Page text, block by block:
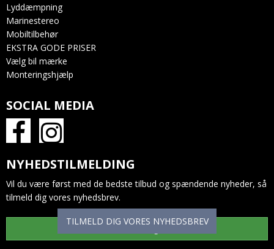
Lyddæmpning
Marinestereo
Mobiltilbehør
EKSTRA GODE PRISER
Vælg bil mærke
Monteringshjælp
SOCIAL MEDIA
NYHEDSTILMELDING
Vil du være først med de bedste tilbud og spændende nyheder, så
tilmeld dig vores nyhedsbrev.
Tilmeld dig
TILMELD DIG VORES NYHEDSBREV